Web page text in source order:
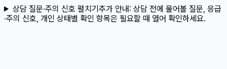
상담 질문·주의 신호 펼치기추가 안내: 상담 전에 물어볼 질문, 응급
·주의 신호, 개인 상태별 확인 항목은 필요할 때 열어 확인하세요.